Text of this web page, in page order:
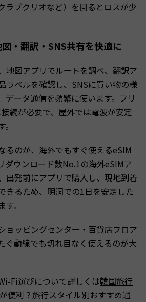
ラブクリオなど）を回るとロスが少
・翻訳・SNS共有を快適に
地図アプリでルートを調べ、翻訳ア
ラベルを確認し、SNSに買い物の様
データ通信を頻繁に使います。フリ
続が必要で、屋外では電波が安定
るのが、海外でもすぐ使えるeSIM
ダウンロード数No.1の海外eSIMア
出発前にアプリで購入し、現地到着
きるため、明洞での1日を安定した
。
ョッピングセンター・百貨店フロア
ぐ動線でも切れ目なく使えるのが大
Fi選びについて詳しくは韓国旅行
便利？旅行スタイル別おすすめ通